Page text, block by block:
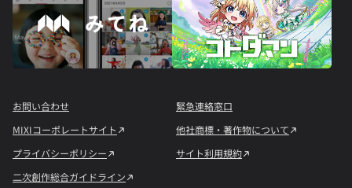
お問い合わせ
緊急連絡窓口
MIXIコーポレートサイト
他社商標・著作物について
プライバシーポリシー
サイト利用規約
二次創作総合ガイドライン